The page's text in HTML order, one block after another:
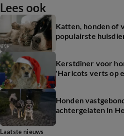
Lees ook
Katten, honden of
populairste
Kerstdiner voor
'Haricots verts op
Honden
achtergelaten in
Laatste nieuws